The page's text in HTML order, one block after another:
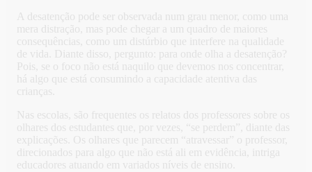
A desatenção pode ser observada num grau menor, como uma
mera distração, mas pode chegar a um quadro de maiores
consequências, como um distúrbio que interfere na qualidade
de vida. Diante disso, pergunto: para onde olha a desatenção?
Pois, se o foco não está naquilo que devemos nos concentrar,
há algo que está consumindo a capacidade atentiva das
crianças.
Nas escolas, são frequentes os relatos dos professores sobre os
olhares dos estudantes que, por vezes, “se perdem”, diante das
explicações. Os olhares que parecem “atravessar” o professor,
direcionados para algo que não está ali em evidência, intriga
educadores atuando em variados níveis de ensino.